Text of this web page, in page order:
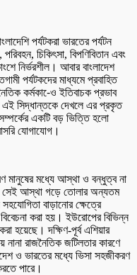
পর্যটকরা ভারতের পর্যটন
চিকিৎসা, বিপণিবিতান এবং
নির্ভরশীল। আবার বাংলাদেশ
পর্যটকদের মাধ্যমে প্রবাহিত
কর্মকা-েও ইতিবাচক প্রভাব
এই সিদ্ধান্তকে দেখলে এর প্রকৃত
একটি বড় ভিত্তি হলো
যোগাযোগ।
মানুষের মধ্যে আস্থা ও বন্ধুত্ব না
সেই আস্থা গড়ে তোলার অন্যতম
বাড়ানোর ক্ষেত্রে
করা হয়। ইউরোপের বিভিন্ন
হয়েছে। দক্ষিণ-পূর্ব এশিয়ার
রাজনৈতিক জটিলতার কারণে
ও ভারতের মধ্যে ভিসা সহজীকরণ
পারে।